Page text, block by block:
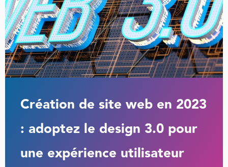
Création de site web en 2023
: adoptez le design 3.0 pour
une expérience utilisateur